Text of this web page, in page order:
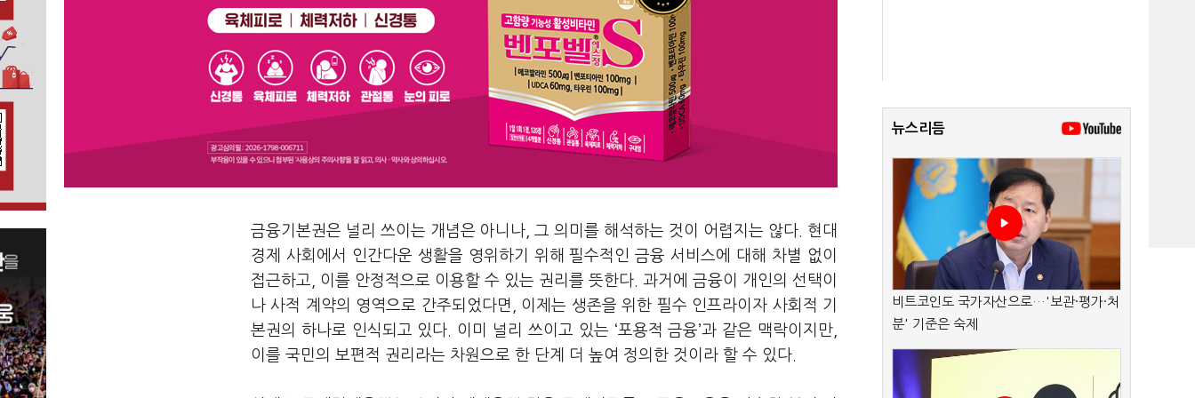
금융기본권은 널리 쓰이는 개념은 아니나, 그 의미를 해석하는 것이 어렵지는 않다. 현대
경제 사회에서 인간다운 생활을 영위하기 위해 필수적인 금융 서비스에 대해 차별 없이
접근하고, 이를 안정적으로 이용할 수 있는 권리를 뜻한다. 과거에 금융이 개인의 선택이
나 사적 계약의 영역으로 간주되었다면, 이제는 생존을 위한 필수 인프라이자 사회적 기
본권의 하나로 인식되고 있다. 이미 널리 쓰이고 있는 ‘포용적 금융’과 같은 맥락이지만,
이를 국민의 보편적 권리라는 차원으로 한 단계 더 높여 정의한 것이라 할 수 있다.
뉴스리듬
비트코인도 국가자산으로…'보관·평가·처
분' 기준은 숙제